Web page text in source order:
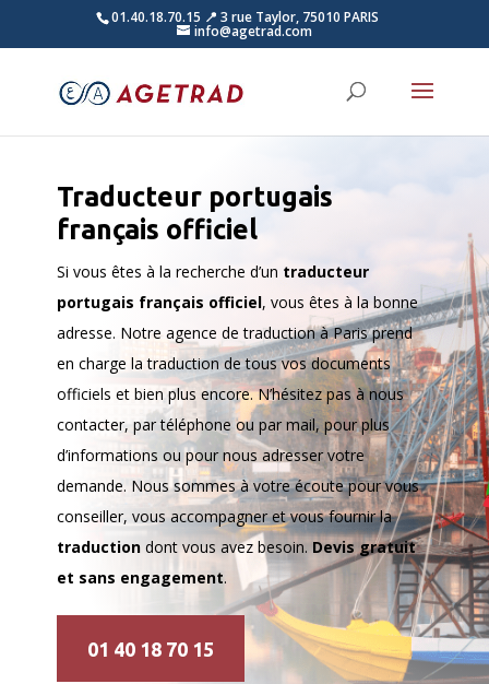
01.40.18.70.15 📍 3 rue Taylor, 75010 PARIS
info@agetrad.com
Traducteur portugais
français officiel
Si vous êtes à la recherche d’un traducteur
portugais français officiel, vous êtes à la bonne
adresse. Notre agence de traduction à Paris prend
en charge la traduction de tous vos documents
officiels et bien plus encore. N’hésitez pas à nous
contacter, par téléphone ou par mail, pour plus
d’informations ou pour nous adresser votre
demande. Nous sommes à votre écoute pour vous
conseiller, vous accompagner et vous fournir la
traduction dont vous avez besoin. Devis gratuit
et sans engagement.
01 40 18 70 15